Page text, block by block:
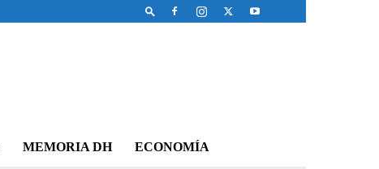
MEMORIA DH ECONOMÍA